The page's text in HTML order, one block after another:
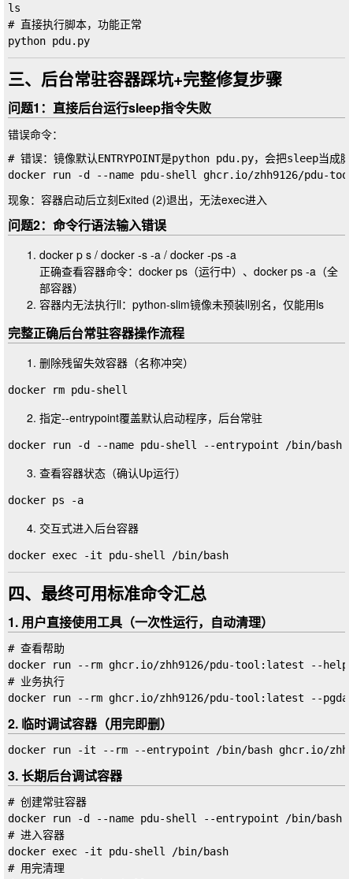
ls
# 直接执行脚本，功能正常
三、后台常驻容器踩坑+完整修复步骤
问题1：直接后台运行sleep指令失败
错误命令：
# 错误：镜像默认ENTRYPOINT是python pdu.py，会把sleep当成脚
现象：容器启动后立刻Exited (2)退出，无法exec进入
问题2：命令行语法输入错误
docker p s / docker -s -a / docker -ps -a
正确查看容器命令： docker ps （运行中）、 docker ps -a （全
部容器）
容器内无法执行ll：python-slim镜像未预装ll别名，仅能用ls
完整正确后台常驻容器操作流程
删除残留失效容器（名称冲突）
指定--entrypoint覆盖默认启动程序，后台常驻
查看容器状态（确认Up运行）
交互式进入后台容器
四、最终可用标准命令汇总
1. 用户直接使用工具（一次性运行，自动清理）
# 查看帮助
docker run --rm ghcr.io/zhh9126/pdu-tool:latest --help
# 业务执行
2. 临时调试容器（用完即删）
3. 长期后台调试容器
# 创建常驻容器
docker run -d --name pdu-shell --entrypoint /bin/
# 进入容器
docker exec -it pdu-shell /bin/bash
# 用完清理